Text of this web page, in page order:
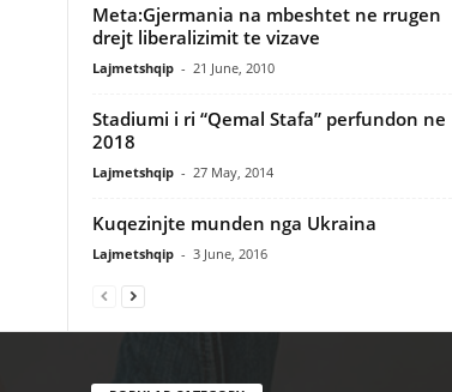
Meta:Gjermania na mbeshtet ne rrugen
drejt liberalizimit te vizave
Lajmetshqip - 21 June, 2010
Stadiumi i ri “Qemal Stafa” perfundon ne
2018
Lajmetshqip - 27 May, 2014
Kuqezinjte munden nga Ukraina
Lajmetshqip - 3 June, 2016